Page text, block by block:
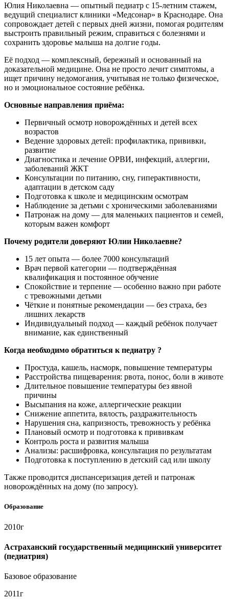
Юлия Николаевна — опытный педиатр с 15-летним стажем,
ведущий специалист клиники «Медсонар» в Краснодаре. Она
сопровождает детей с первых дней жизни, помогая родителям
выстроить правильный режим, справиться с болезнями и
сохранить здоровье малыша на долгие годы.
Её подход — комплексный, бережный и основанный на
доказательной медицине. Она не просто лечит симптомы, а
ищет причину недомогания, учитывая не только физическое,
но и эмоциональное состояние ребёнка.
Основные направления приёма:
Первичный осмотр новорождённых и детей всех
возрастов
Ведение здоровых детей: профилактика, прививки,
развитие
Диагностика и лечение ОРВИ, инфекций, аллергии,
заболеваний ЖКТ
Консультации по питанию, сну, гиперактивности,
адаптации в детском саду
Подготовка к школе и медицинским осмотрам
Наблюдение за детьми с хроническими заболеваниями
Патронаж на дому — для маленьких пациентов и семей,
которым важен комфорт
Почему родители доверяют Юлии Николаевне?
15 лет опыта — более 7000 консультаций
Врач первой категории — подтверждённая
квалификация и постоянное обучение
Спокойствие и терпение — особенно важно при работе
с тревожными детьми
Чёткие и понятные рекомендации — без страха, без
лишних лекарств
Индивидуальный подход — каждый ребёнок получает
внимание, как единственный
Когда необходимо обратиться к педиатру ?
Простуда, кашель, насморк, повышение температуры
Расстройства пищеварения: рвота, понос, боли в животе
Длительное повышение температуры без явной
причины
Высыпания на коже, аллергические реакции
Снижение аппетита, вялость, раздражительность
Нарушения сна, капризность, тревожность у ребёнка
Плановый осмотр и подготовка к прививкам
Контроль роста и развития малыша
Анализы: расшифровка, консультация по результатам
Подготовка к поступлению в детский сад или школу
Также проводится диспансеризация детей и патронаж
новорождённых на дому (по запросу).
Образование
2010г
Астраханский государственный медицинский университет
(педиатрия)
Базовое образование
2011г